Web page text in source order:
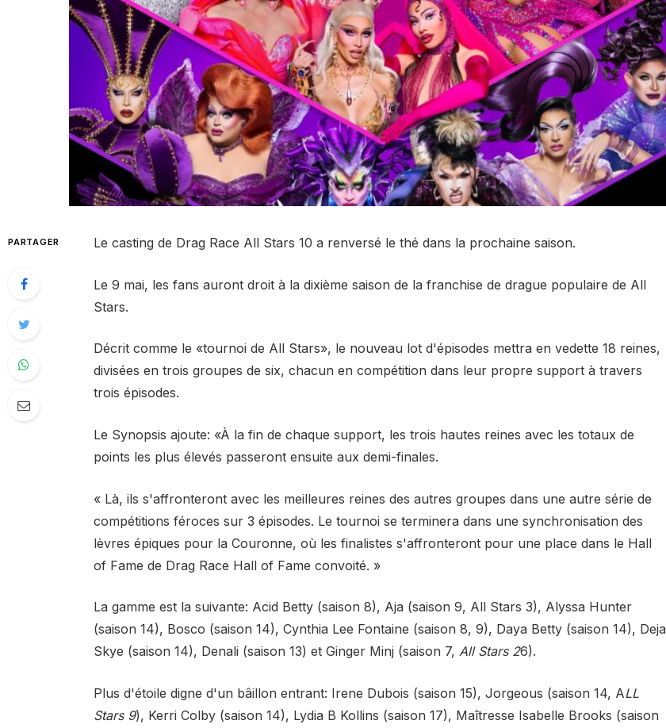
PARTAGER Le casting de Drag Race All Stars 10 a renversé le thé dans la prochaine saison.
Le 9 mai, les fans auront droit à la dixième saison de la franchise de drague populaire de All
Stars.
Décrit comme le «tournoi de All Stars», le nouveau lot d'épisodes mettra en vedette 18 reines,
divisées en trois groupes de six, chacun en compétition dans leur propre support à travers
trois épisodes.
Le Synopsis ajoute: «À la fin de chaque support, les trois hautes reines avec les totaux de
points les plus élevés passeront ensuite aux demi-finales.
« Là, ils s'affronteront avec les meilleures reines des autres groupes dans une autre série de
compétitions féroces sur 3 épisodes. Le tournoi se terminera dans une synchronisation des
lèvres épiques pour la Couronne, où les finalistes s'affronteront pour une place dans le Hall
of Fame de Drag Race Hall of Fame convoité. »
La gamme est la suivante: Acid Betty (saison 8), Aja (saison 9, All Stars 3), Alyssa Hunter
(saison 14), Bosco (saison 14), Cynthia Lee Fontaine (saison 8, 9), Daya Betty (saison 14), Deja
Skye (saison 14), Denali (saison 13) et Ginger Minj (saison 7, All Stars 26).
Plus d'étoile digne d'un bâillon entrant: Irene Dubois (saison 15), Jorgeous (saison 14, ALL
Stars 9), Kerri Colby (saison 14), Lydia B Kollins (saison 17), Maîtresse Isabelle Brooks (saison